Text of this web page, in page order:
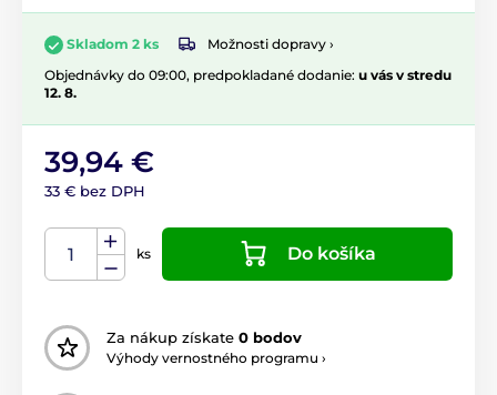
Skladom 2 ks
Možnosti dopravy ›
Objednávky do 09:00, predpokladané dodanie: u vás v stredu
12. 8.
39,94 €
33 € bez DPH
ks Do košíka
Za nákup získate 0 bodov
Výhody vernostného programu ›